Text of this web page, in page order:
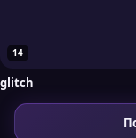
14
glitch